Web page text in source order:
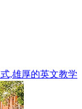
,雄厚的英文教学